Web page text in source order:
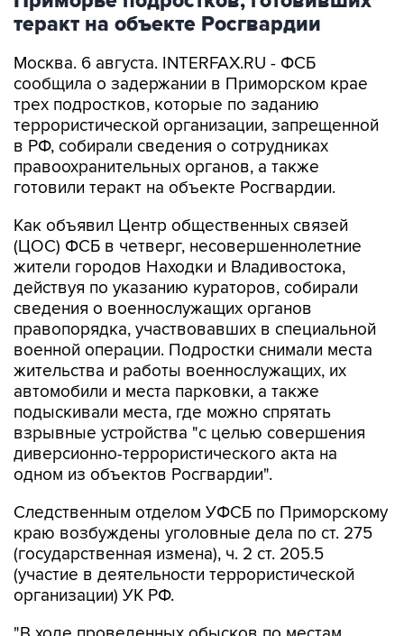
Москва. 6 августа. INTERFAX.RU - ФСБ
трех подростков, которые по заданию
террористической организации, запрещенной
в РФ, собирали сведения о сотрудниках
правоохранительных органов, а также
готовили теракт на объекте Росгвардии.
Как объявил Центр общественных связей
жители городов Находки и Владивостока,
действуя по указанию кураторов, собирали
сведения о военнослужащих органов
правопорядка, участвовавших в специальной
военной операции. Подростки снимали места
жительства и работы военнослужащих, их
автомобили и места парковки, а также
подыскивали места, где можно спрятать
взрывные устройства "с целью совершения
диверсионно-террористического акта на
одном из объектов Росгвардии".
Следственным отделом УФСБ по Приморскому
(государственная измена), ч. 2 ст. 205.5
(участие в деятельности террористической
организации) УК РФ.
"В ходе проведенных обысков по местам